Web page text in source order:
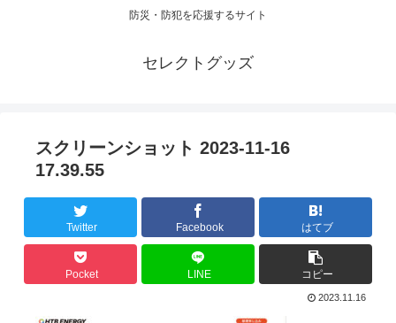
防災・防犯を応援するサイト
セレクトグッズ
スクリーンショット 2023-11-16
17.39.55
Twitter Facebook はてブ
Pocket LINE コピー
2023.11.16